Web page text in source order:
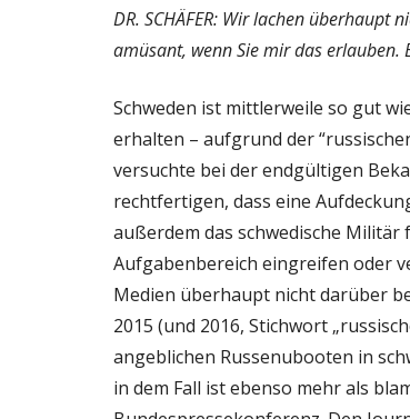
DR. SCHÄFER: Wir lachen überhaupt
amüsant, wenn Sie mir das erlauben.
Schweden ist mittlerweile so gut
erhalten – aufgrund der
versuchte bei der endgültigen
rechtfertigen, dass eine
außerdem das schwedische
Aufgabenbereich eingreifen oder
Medien überhaupt nicht darüber
2015 (und 2016, Stichwort
angeblichen Russenubooten in
in dem Fall ist ebenso mehr als